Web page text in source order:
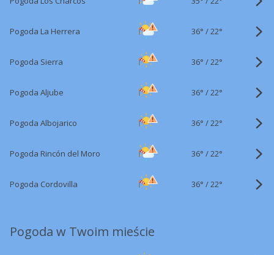
Pogoda La Herrera 36° /22°
Pogoda Sierra 36° /22°
Pogoda Aljube 36° /22°
Pogoda Albojarico 36° /22°
Pogoda Rincón del Moro 36° /22°
Pogoda Cordovilla 36° /22°
Pogoda w Twoim mieście